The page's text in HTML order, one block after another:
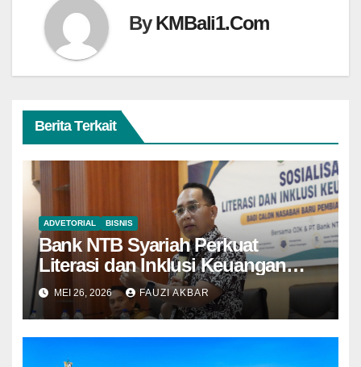
ByKMBali1.Com
Berita Terkait
ADVETORIAL BISNIS
Bank NTB Syariah Perkuat
Literasi dan Inklusi Keuangan
Syariah di Kota Bima
MEI 26, 2026 FAUZI AKBAR